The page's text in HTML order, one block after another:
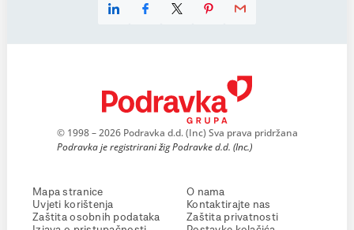
© 1998 – 2026 Podravka d.d. (Inc) Sva prava pridržana
Podravka je registrirani žig Podravke d.d. (Inc.)
Mapa stranice
Uvjeti korištenja
Zaštita osobnih podataka
O nama
Kontaktirajte nas
Zaštita privatnosti